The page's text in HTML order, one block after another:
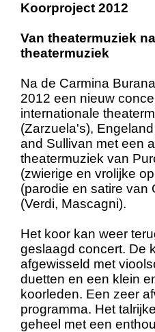
Koorproject 2012
Van theatermuziek
theatermuziek
Na de Carmina
2012 een nieuw
internationale
(Zarzuela's),
and Sullivan met een
theatermuziek van
(zwierige en vrolijke
(parodie en satire van
(Verdi, Mascagni).
Het koor kan weer
geslaagd concert. De
afgewisseld met
duetten en een klein
koorleden. Een zeer
programma. Het
geheel met een